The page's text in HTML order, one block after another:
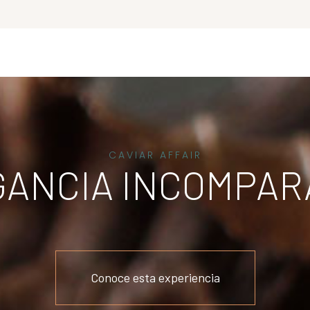
CAVIAR AFFAIR
Conoce esta experiencia